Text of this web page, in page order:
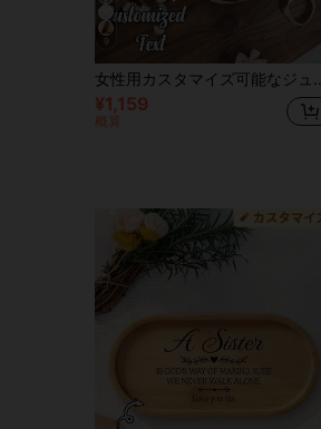
9
¥1,159
概算